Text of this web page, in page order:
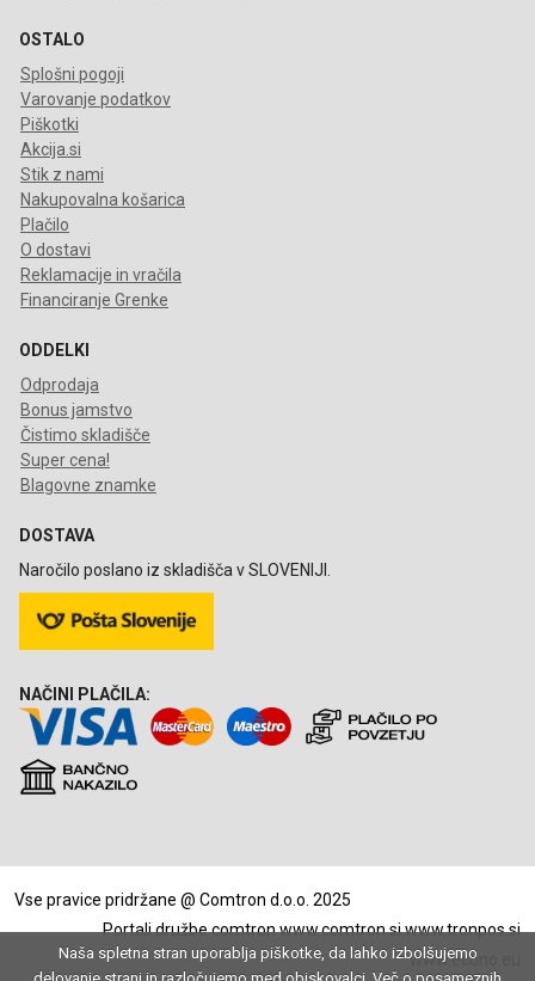
OSTALO
Splošni pogoji
Varovanje podatkov
Piškotki
Akcija.si
Stik z nami
Nakupovalna košarica
Plačilo
O dostavi
Reklamacije in vračila
Financiranje Grenke
ODDELKI
Odprodaja
Bonus jamstvo
Čistimo skladišče
Super cena!
Blagovne znamke
DOSTAVA
Naročilo poslano iz skladišča v SLOVENIJI.
NAČINI PLAČILA:
Vse pravice pridržane @ Comtron d.o.o. 2025
Portali družbe comtronwww.comtron.siwww.tronpos.si
www.econo.eu
Naša spletna stran uporablja piškotke, da lahko izbolšujemo
delovanje strani in razločujemo med obiskovalci. Več o posameznih